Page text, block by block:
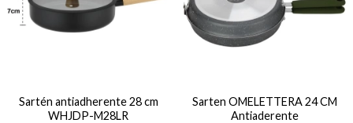
Sartén antiadherente 28 cm
WHJDP-M28LR
Sarten OMELETTERA 24 CM
Antiaderente